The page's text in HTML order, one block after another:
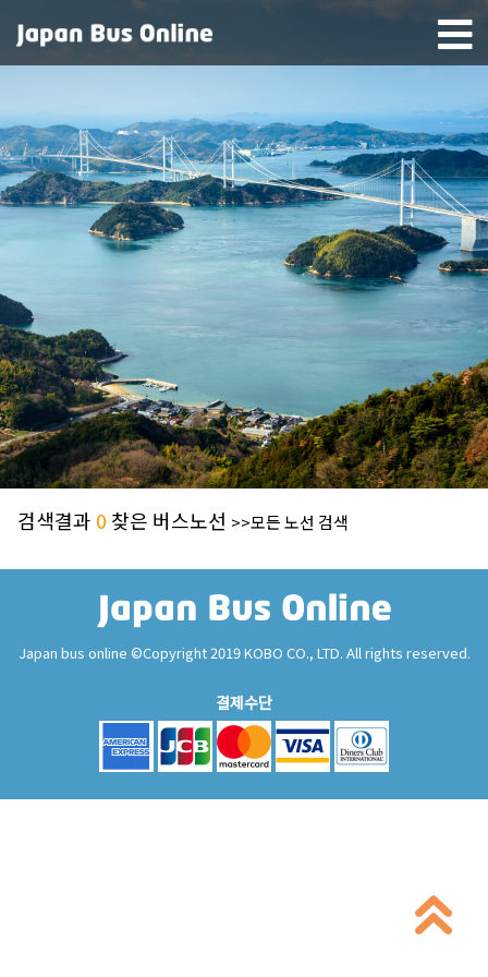
검색결과 0 찾은 버스노선 >>모든 노선 검색
Japan bus online ©Copyright 2019 KOBO CO., LTD. All rights reserved.
결제수단